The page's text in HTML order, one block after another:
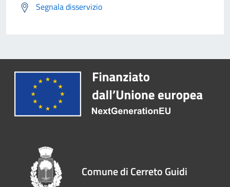
Segnala disservizio
Comune di Cerreto Guidi